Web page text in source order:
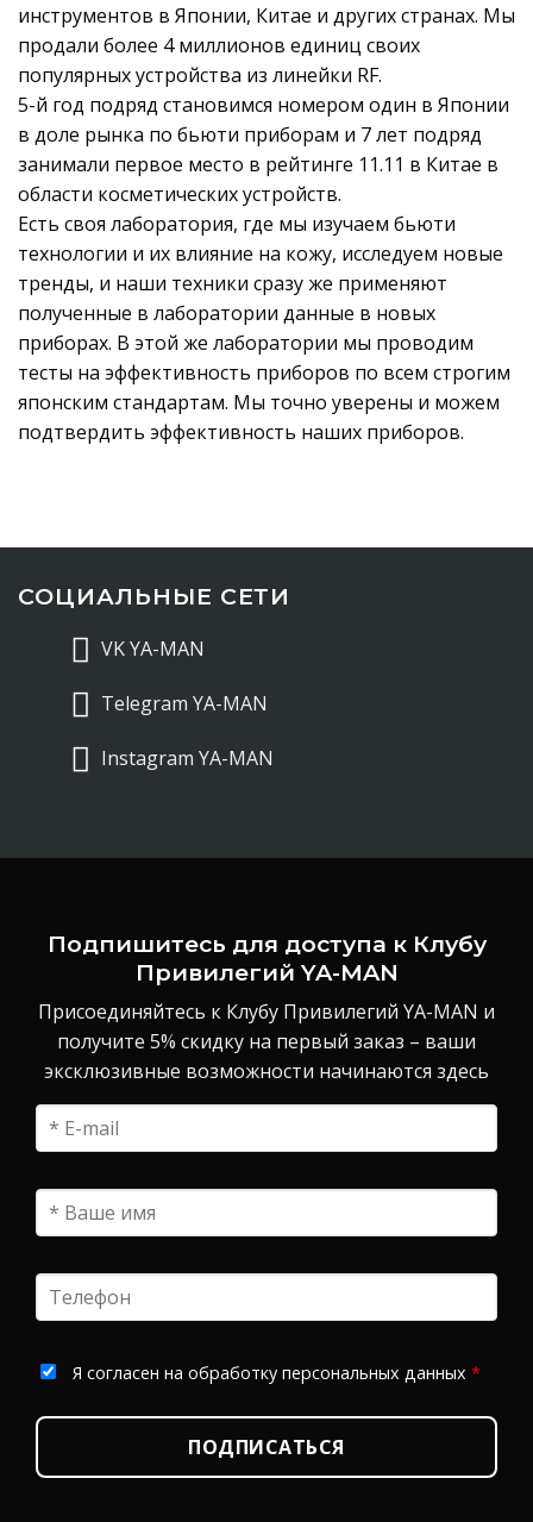
инструментов в Японии, Китае и других странах. Мы
продали более 4 миллионов единиц своих
популярных устройства из линейки RF.
5-й год подряд становимся номером один в Японии
в доле рынка по бьюти приборам и 7 лет подряд
занимали первое место в рейтинге 11.11 в Китае в
области косметических устройств.
Есть своя лаборатория, где мы изучаем бьюти
технологии и их влияние на кожу, исследуем новые
тренды, и наши техники сразу же применяют
полученные в лаборатории данные в новых
приборах. В этой же лаборатории мы проводим
тесты на эффективность приборов по всем строгим
японским стандартам. Мы точно уверены и можем
подтвердить эффективность наших приборов.
СОЦИАЛЬНЫЕ СЕТИ
VK YA-MAN
Telegram YA-MAN
Instagram YA-MAN
Подпишитесь для доступа к Клубу
Привилегий YA-MAN
Присоединяйтесь к Клубу Привилегий YA-MAN и
получите 5% скидку на первый заказ – ваши
эксклюзивные возможности начинаются здесь
Я согласен на обработку персональных данных *
ПОДПИСАТЬСЯ